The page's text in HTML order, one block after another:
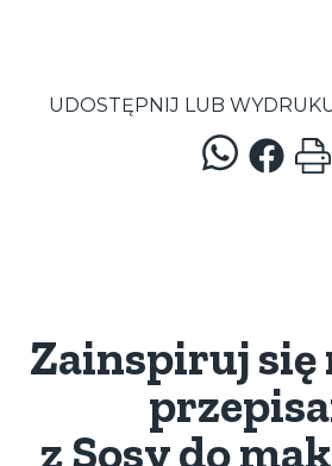
UDOSTĘPNIJ LUB
Zainspiruj się
z Sosy do